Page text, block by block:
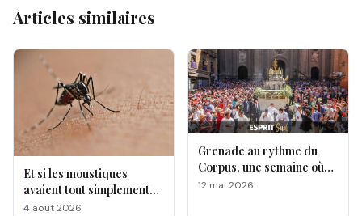
Articles similaires
Et si les moustiques
avaient tout simplement
leurs préférés ?
4 août 2026
Grenade au rythme du
Corpus, une semaine où
l’Andalousie révèle toute
12 mai 2026